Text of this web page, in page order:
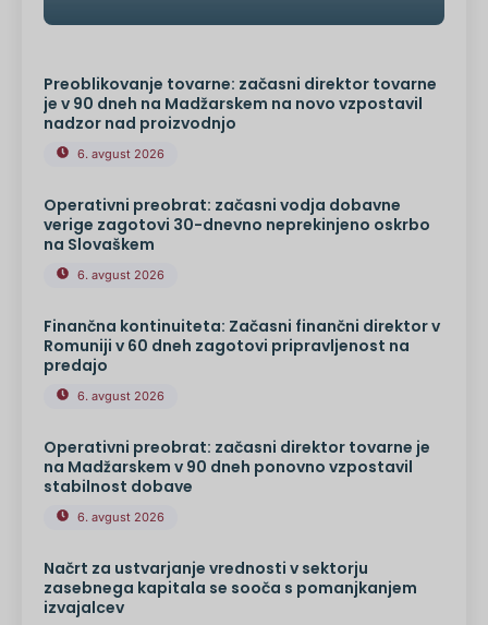
Preoblikovanje tovarne: začasni direktor tovarne
je v 90 dneh na Madžarskem na novo vzpostavil
nadzor nad proizvodnjo
6. avgust 2026
Operativni preobrat: začasni vodja dobavne
verige zagotovi 30-dnevno neprekinjeno oskrbo
na Slovaškem
6. avgust 2026
Finančna kontinuiteta: Začasni finančni direktor v
Romuniji v 60 dneh zagotovi pripravljenost na
predajo
6. avgust 2026
Operativni preobrat: začasni direktor tovarne je
na Madžarskem v 90 dneh ponovno vzpostavil
stabilnost dobave
6. avgust 2026
Načrt za ustvarjanje vrednosti v sektorju
zasebnega kapitala se sooča s pomanjkanjem
izvajalcev